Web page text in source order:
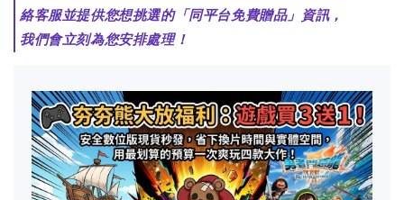
絡客服並提供您想挑選的「同平台免費贈品」資訊，
我們會立刻為您安排處理！